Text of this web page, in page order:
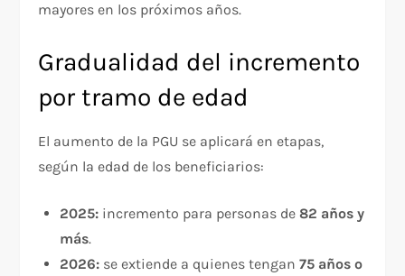
mayores en los próximos años.
Gradualidad del incremento
por tramo de edad
El aumento de la PGU se aplicará en etapas,
según la edad de los beneficiarios:
2025: incremento para personas de82 años y
más.
2026: se extiende a quienes tengan75 años o